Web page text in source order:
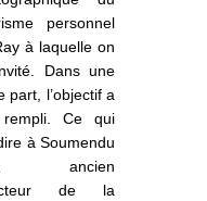
personnel
à laquelle on
Dans une
part, l’objectif a
Ce qui
à Soumendu
ancien
de la